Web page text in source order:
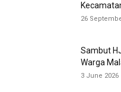
26
Sambut
Warga
3 June 2026